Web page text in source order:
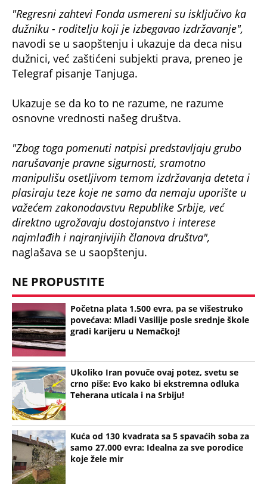
dužniku - roditelju koji je izbegavao izdržavanje",
navodi se u saopštenju i ukazuje da deca nisu
dužnici, već zaštićeni subjekti prava, preneo je
Telegraf pisanje Tanjuga.
osnovne vrednosti našeg društva.
narušavanje pravne sigurnosti, sramotno
manipulišu osetljivom temom izdržavanja deteta i
plasiraju teze koje ne samo da nemaju uporište u
važećem zakonodavstvu Republike Srbije, već
direktno ugrožavaju dostojanstvo i interese
najmlađih i najranjivijih članova društva",
naglašava se u saopštenju.
Početna plata 1.500 evra, pa se višestruko
povećava: Mladi Vasilije posle srednje škole
gradi karijeru u Nemačkoj!
Ukoliko Iran povuče ovaj potez, svetu se
crno piše: Evo kako bi ekstremna odluka
Teherana uticala i na Srbiju!
Kuća od 130 kvadrata sa 5 spavaćih soba za
samo 27.000 evra: Idealna za sve porodice
koje žele mir